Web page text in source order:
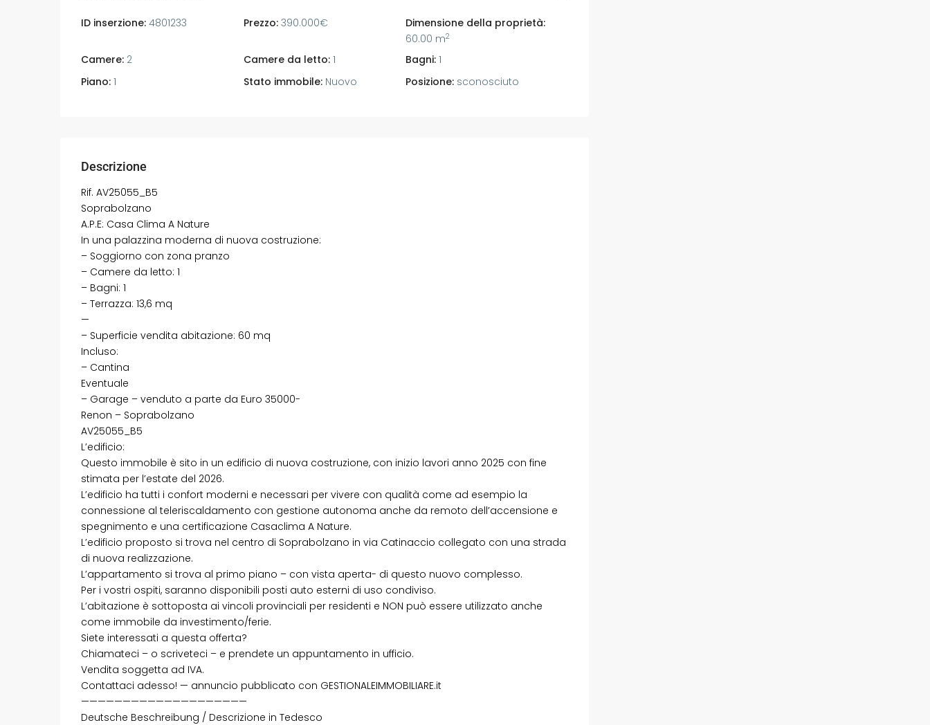
ID inserzione: 4801233 Prezzo:390.000€
Dimensione della proprietà:
60.00 m2
Camere: 2 Camere da letto:1 Bagni: 1
Piano: 1 Stato immobile:Nuovo Posizione: sconosciuto
Descrizione
Rif. AV25055_B5
Soprabolzano
A.P.E: Casa Clima A Nature
In una palazzina moderna di nuova costruzione:
– Soggiorno con zona pranzo
– Camere da letto: 1
– Bagni: 1
– Terrazza: 13,6 mq
—
– Superficie vendita abitazione: 60 mq
Incluso:
– Cantina
Eventuale
– Garage – venduto a parte da Euro 35000-
Renon – Soprabolzano
AV25055_B5
L’edificio:
Questo immobile è sito in un edificio di nuova costruzione, con inizio lavori anno 2025 con fine
stimata per l’estate del 2026.
L’edificio ha tutti i confort moderni e necessari per vivere con qualità come ad esempio la
connessione al teleriscaldamento con gestione autonoma anche da remoto dell’accensione e
spegnimento e una certificazione Casaclima A Nature.
L’edificio proposto si trova nel centro di Soprabolzano in via Catinaccio collegato con una strada
di nuova realizzazione.
L’appartamento si trova al primo piano – con vista aperta- di questo nuovo complesso.
Per i vostri ospiti, saranno disponibili posti auto esterni di uso condiviso.
L’abitazione è sottoposta ai vincoli provinciali per residenti e NON può essere utilizzato anche
come immobile da investimento/ferie.
Siete interessati a questa offerta?
Chiamateci – o scriveteci – e prendete un appuntamento in ufficio.
Vendita soggetta ad IVA.
Contattaci adesso! — annuncio pubblicato con GESTIONALEIMMOBILIARE.it
————————————————————
Deutsche Beschreibung / Descrizione in Tedesco